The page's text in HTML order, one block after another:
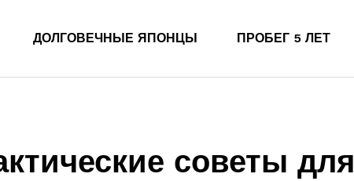
ДОЛГОВЕЧНЫЕ ЯПОНЦЫ ПРОБЕГ 5 ЛЕТ
советы для